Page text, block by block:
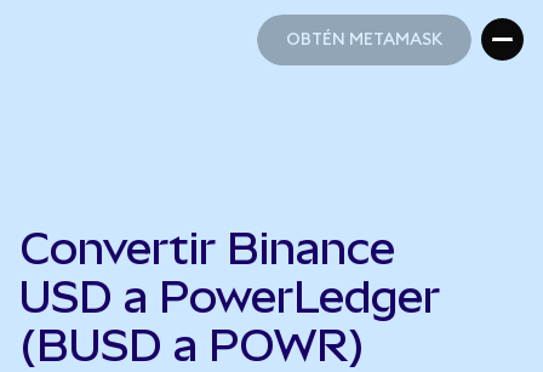
OBTÉN METAMASK
Convertir Binance
USD a PowerLedger
(BUSD a POWR)